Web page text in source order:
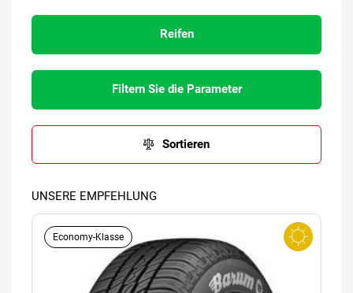
Reifen
Filtern Sie die Parameter
Sortieren
UNSERE EMPFEHLUNG
Economy-Klasse